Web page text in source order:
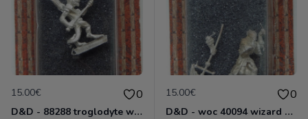
15.00€ 0
D&D - 88288 troglodyte with long Miniature - Donjons Dragons
15.00€ 0
D&D - woc 40094 wizard human male Miniature - Donjons Dragons